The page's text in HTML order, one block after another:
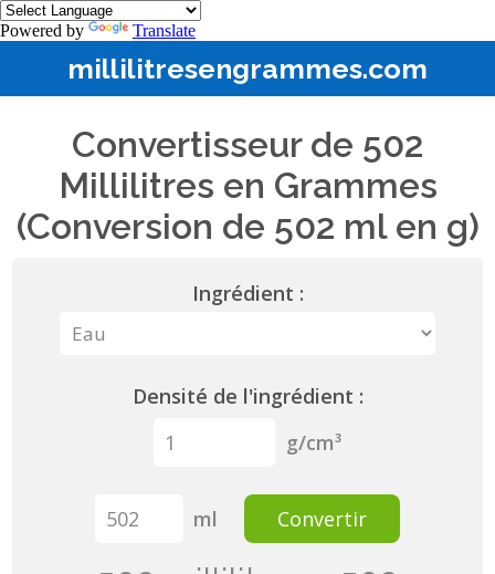
Powered by Translate
millilitresengrammes.com
Convertisseur de 502
Millilitres en Grammes
(Conversion de 502 ml en g)
Ingrédient :
Densité de l'ingrédient :
g/cm³
ml Convertir